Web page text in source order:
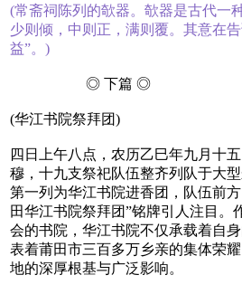
(常斋祠陈列的欹器。欹器是古代一
少则倾，中则正，满则覆。其意在
益”。)
◎ 下篇 ◎
(华江书院祭拜团)
四日上午八点，农历乙巳年九月十
穆，十九支祭祀队伍整齐列队于大
第一列为华江书院进香团，队伍前
田华江书院祭拜团”铭牌引人注目。
会的书院，华江书院不仅承载着自
表着莆田市三百多万乡亲的集体荣
地的深厚根基与广泛影响。